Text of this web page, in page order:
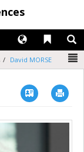
Liens
Langues
David MORSE
Vcard